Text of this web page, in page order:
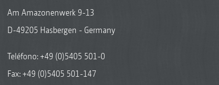
Am Amazonenwerk 9-13
D-49205 Hasbergen - Germany
Teléfono:+49 (0)5405 501-0
Fax: +49 (0)5405 501-147